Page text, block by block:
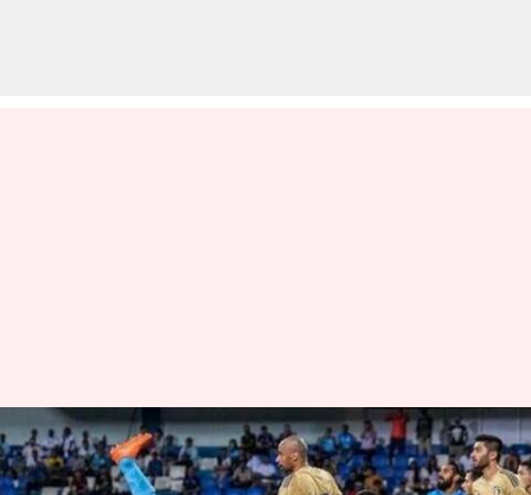
SAFF Championship : డ్రాగా
ముగిసిన భారత్, కువైట్ మ్యాచ్